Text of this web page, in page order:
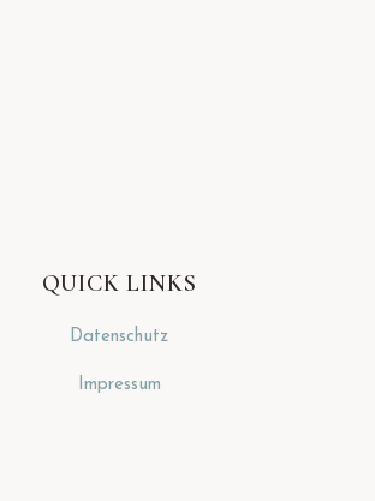
QUICK LINKS
Datenschutz
Impressum